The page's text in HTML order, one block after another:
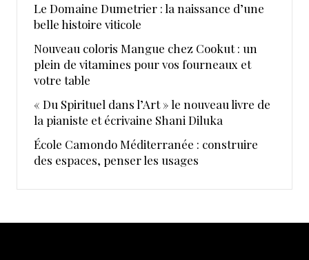
Le Domaine Dumetrier : la naissance d’une
belle histoire viticole
Nouveau coloris Mangue chez Cookut : un
plein de vitamines pour vos fourneaux et
votre table
« Du Spirituel dans l’Art » le nouveau livre de
la pianiste et écrivaine Shani Diluka
École Camondo Méditerranée : construire
des espaces, penser les usages